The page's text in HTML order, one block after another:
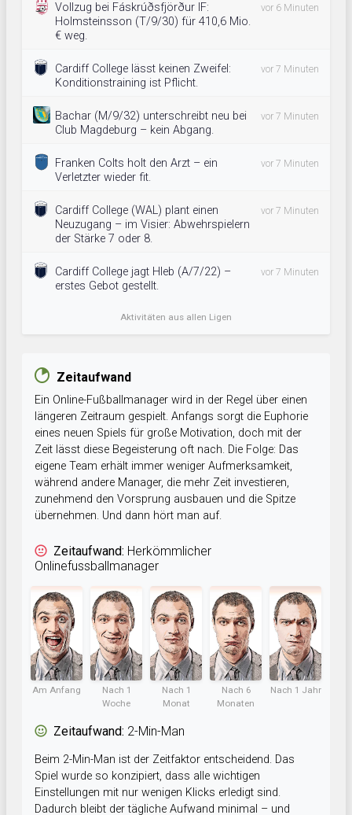
Vollzug bei Fáskrúðsfjörður IF:
Holmsteinsson (T/9/30) für 410,6 Mio.
€ weg.
vor 6 Minuten
Cardiff College lässt keinen Zweifel:
Konditionstraining ist Pflicht.
vor 7 Minuten
Bachar (M/9/32) unterschreibt neu bei
Club Magdeburg – kein Abgang.
vor 7 Minuten
Franken Colts holt den Arzt – ein
Verletzter wieder fit.
vor 7 Minuten
Cardiff College (WAL) plant einen
Neuzugang – im Visier: Abwehrspielern
der Stärke 7 oder 8.
vor 7 Minuten
Cardiff College jagt Hleb (A/7/22) –
erstes Gebot gestellt.
vor 7 Minuten
Aktivitäten aus allen Ligen
Zeitaufwand
Ein Online-Fußballmanager wird in der Regel über einen
längeren Zeitraum gespielt. Anfangs sorgt die Euphorie
eines neuen Spiels für große Motivation, doch mit der
Zeit lässt diese Begeisterung oft nach. Die Folge: Das
eigene Team erhält immer weniger Aufmerksamkeit,
während andere Manager, die mehr Zeit investieren,
zunehmend den Vorsprung ausbauen und die Spitze
übernehmen. Und dann hört man auf.
Zeitaufwand: Herkömmlicher
Onlinefussballmanager
Am Anfang
Nach 1
Woche
Nach 1
Monat
Nach 6
Monaten
Nach 1 Jahr
Zeitaufwand: 2-Min-Man
Beim 2-Min-Man ist der Zeitfaktor entscheidend. Das
Spiel wurde so konzipiert, dass alle wichtigen
Einstellungen mit nur wenigen Klicks erledigt sind.
Dadurch bleibt der tägliche Aufwand minimal – und